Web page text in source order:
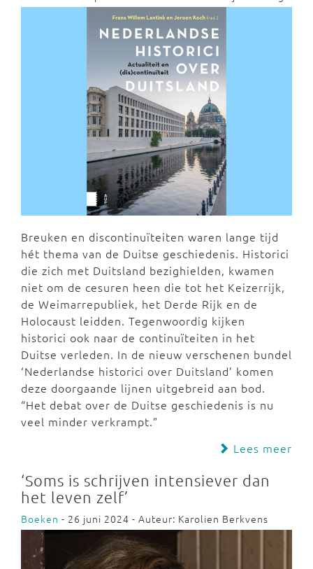
Breuken en discontinuïteiten waren lange tijd
hét thema van de Duitse geschiedenis. Historici
die zich met Duitsland bezighielden, kwamen
niet om de cesuren heen die tot het Keizerrijk,
de Weimarrepubliek, het Derde Rijk en de
Holocaust leidden. Tegenwoordig kijken
historici ook naar de continuïteiten in het
Duitse verleden. In de nieuw verschenen bundel
‘Nederlandse historici over Duitsland’ komen
deze doorgaande lijnen uitgebreid aan bod.
“Het debat over de Duitse geschiedenis is nu
veel minder verkrampt.”
Lees meer
‘Soms is schrijven intensiever dan
het leven zelf’
Boeken - 26 juni 2024 - Auteur: Karolien Berkvens